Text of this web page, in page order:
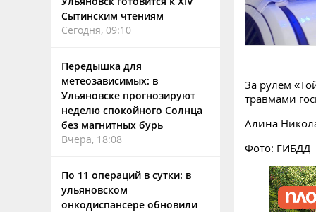
Сытинским чтениям
Сегодня, 09:10
Передышка для
метеозависимых: в
Ульяновске прогнозируют
неделю спокойного Солнца
без магнитных бурь
Вчера, 18:08
По 11 операций в сутки: в
ульяновском
онкодиспансере обновили
За рулем
травмами
Алина
Фото: ГИБДД